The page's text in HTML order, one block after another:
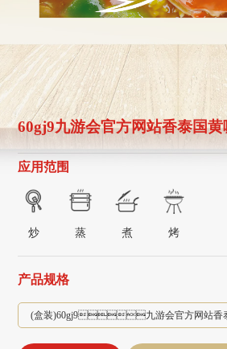
60gj9九游会官方网站香泰国黄
应用范围
炒 蒸 煮 烤
产品规格
(盒装)60gj9九游会官方网站